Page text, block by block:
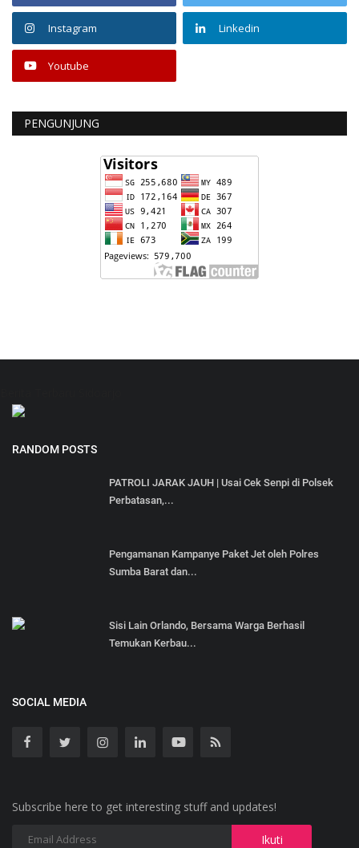
Instagram Linkedin
Youtube
PENGUNJUNG
RANDOM POSTS
PATROLI JARAK JAUH | Usai Cek Senpi di Polsek
Perbatasan,...
Pengamanan Kampanye Paket Jet oleh Polres
Sumba Barat dan...
Sisi Lain Orlando, Bersama Warga Berhasil
Temukan Kerbau...
SOCIAL MEDIA
Subscribe here to get interesting stuff and updates!